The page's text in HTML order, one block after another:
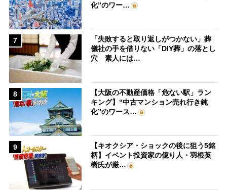
化”のワー…
7
「失敗すると取り返しがつかない」葬
儀社の手を借りない「DIY葬」の落とし
穴 素人には…
8
【大阪の不動産価格「危ない駅」ラン
キング】“中古マンション売れ行き鈍
化”のワース…
9
【キオクシア・ショックの後に狙う5銘
柄】イベント投資家の億り人・羽根英
樹氏が厳…